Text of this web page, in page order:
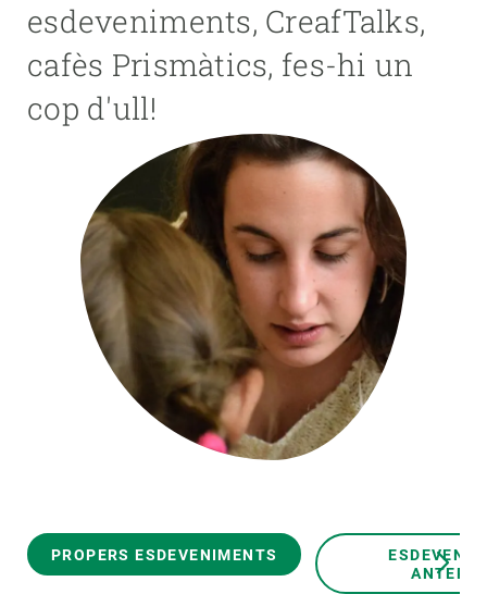
esdeveniments, CreafTalks,
cafès Prismàtics, fes-hi un
cop d'ull!
PROPERS ESDEVENIMENTS
Responsive
menu
SOBRE NOSALTRES
UNEIX-TE A NOSALTRES
PARTICIPA
NOTÍCIES I AGENDA